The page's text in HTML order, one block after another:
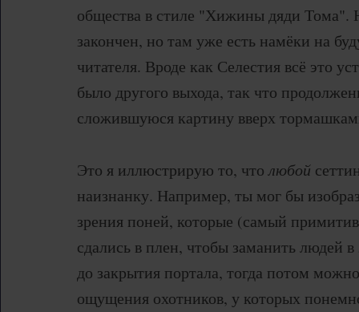
общества в стиле "Хижины дяди Тома".
закончен, но там уже есть намёки на
читателя. Вроде как Селестия всё это
было другого выхода, так что
сложившуюся картину вверх
Это я иллюстрирую то, чтолюбой
наизнанку. Например, ты мог бы
зрения поней, которые (самый
сдались в плен, чтобы заманить людей
до закрытия портала, тогда потом
ощущения охотников, у которых